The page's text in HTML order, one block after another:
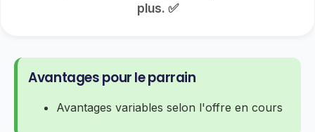
plus. ✅
Avantages pour le parrain
Avantages variables selon l'offre en cours